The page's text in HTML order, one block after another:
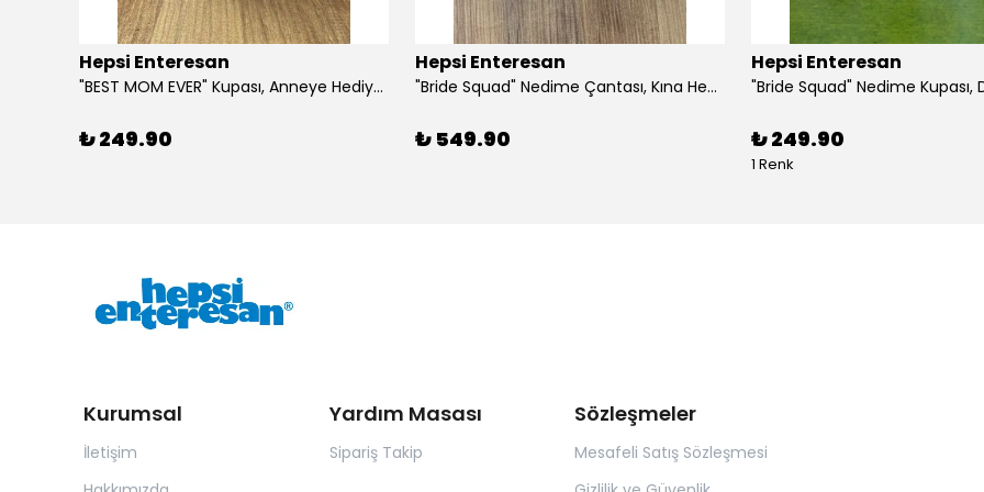
Hepsi Enteresan
"BEST MOM EVER" Kupası, Anneye Hediye, Anneler Günü, Porselen T Kupa
₺ 249.90
Hepsi Enteresan
"Bride Squad" Nedime Çantası, Kına Hediyesi, Düğün Hediyesi (5 adet)
₺ 549.90
Hepsi Enteresan
₺ 249.90
1 Renk
Kurumsal
İletişim
Yardım Masası
Sipariş Takip
Sözleşmeler
Mesafeli Satış Sözleşmesi